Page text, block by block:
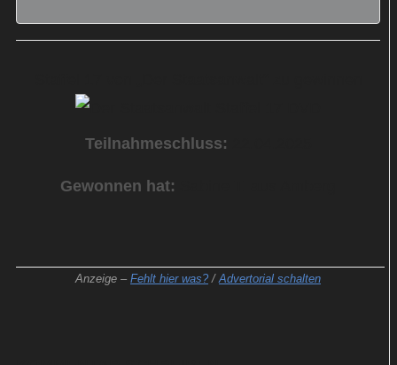
Teilnahmeschluss:
Gewonnen hat:
Anzeige – Fehlt hier was? /Advertorial schalten